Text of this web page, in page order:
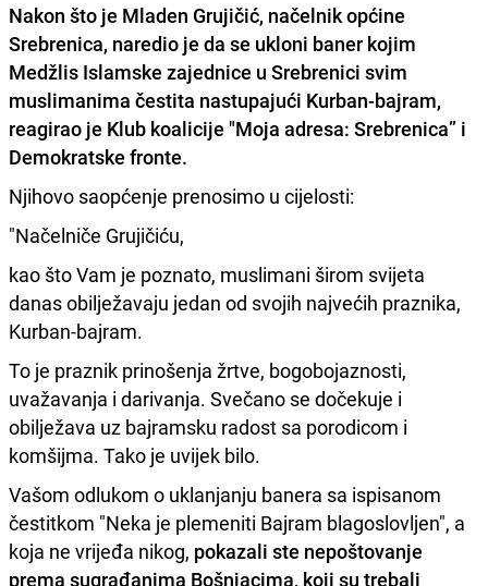
Nakon što je Mladen Grujičić, načelnik općine
Srebrenica, naredio je da se ukloni baner kojim
Medžlis Islamske zajednice u Srebrenici svim
muslimanima čestita nastupajući Kurban-bajram,
reagirao je Klub koalicije "Moja adresa: Srebrenica” i
Demokratske fronte.
Njihovo saopćenje prenosimo u cijelosti:
"Načelniče Grujičiću,
kao što Vam je poznato, muslimani širom svijeta
danas obilježavaju jedan od svojih najvećih praznika,
Kurban-bajram.
To je praznik prinošenja žrtve, bogobojaznosti,
uvažavanja i darivanja. Svečano se dočekuje i
obilježava uz bajramsku radost sa porodicom i
komšijma. Tako je uvijek bilo.
Vašom odlukom o uklanjanju banera sa ispisanom
čestitkom "Neka je plemeniti Bajram blagoslovljen", a
koja ne vrijeđa nikog, pokazali ste nepoštovanje
prema sugrađanima Bošnjacima, koji su trebali